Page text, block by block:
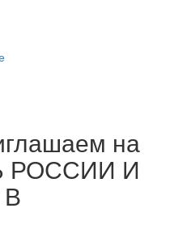
на
РОССИИ И